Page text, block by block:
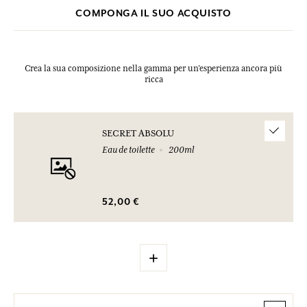
COMPONGA IL SUO ACQUISTO
Crea la sua composizione nella gamma per un’esperienza ancora più
ricca
SECRET ABSOLU
Eau de toilette
200ml
52,00 €
+